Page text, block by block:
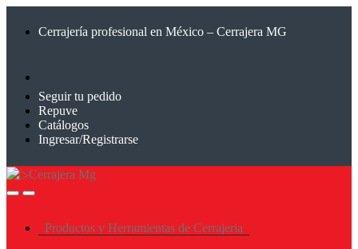
Cerrajería profesional en México – Cerrajera MG
Seguir tu pedido
Repuve
Catálogos
Ingresar/Registrarse
Productos y Herramientas de Cerrajeria